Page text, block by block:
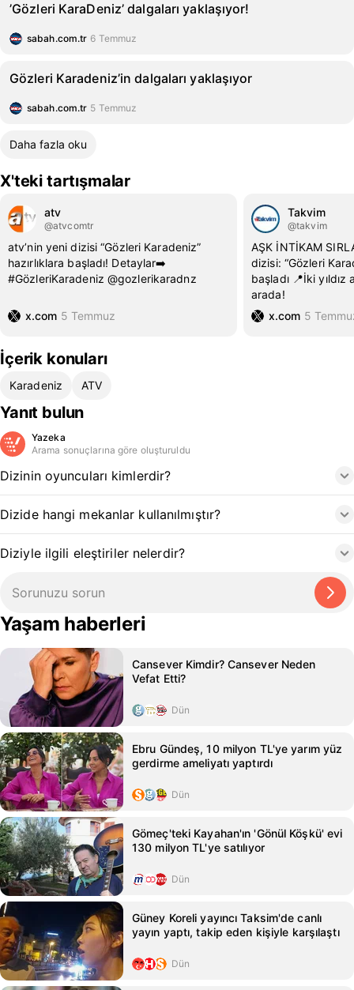
’Gözleri KaraDeniz’ dalgaları yaklaşıyor!
sabah.com.tr 6 Temmuz
Gözleri Karadeniz’in dalgaları yaklaşıyor
sabah.com.tr 5 Temmuz
Daha fazla oku
X'teki tartışmalar
atv
@atvcomtr
atv’nin yeni dizisi “Gözleri Karadeniz”
hazırlıklara başladı! Detaylar➡️
#GözleriKaradeniz @gozlerikaradnz
x.com 5 Temmuz
Takvim
@takvim
AŞK İNTİKAM
dizisi: “Gözleri
başladı 📍İki
arada!
x.com 5
İçerik konuları
Karadeniz ATV
Yanıt bulun
Yazeka
Arama sonuçlarına göre oluşturuldu
Dizinin oyuncuları kimlerdir?
Dizide hangi mekanlar kullanılmıştır?
Diziyle ilgili eleştiriler nelerdir?
Yaşam haberleri
Cansever Kimdir? Cansever Neden
Vefat Etti?
Dün
Ebru Gündeş, 10 milyon TL'ye yarım yüz
gerdirme ameliyatı yaptırdı
Dün
Gömeç'teki Kayahan'ın 'Gönül Köşkü' evi
130 milyon TL'ye satılıyor
Dün
Güney Koreli yayıncı Taksim'de canlı
yayın yaptı, takip eden kişiyle karşılaştı
Dün